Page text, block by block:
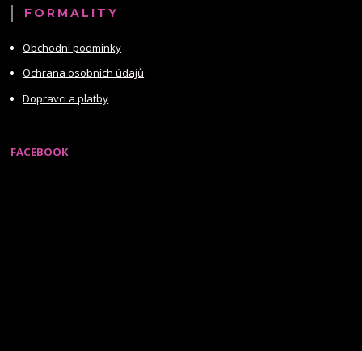
FORMALITY
Obchodní podmínky
Ochrana osobních údajů
Dopravci a platby
FACEBOOK